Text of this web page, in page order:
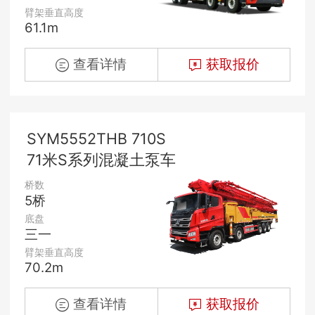
臂架垂直高度
61.1m
查看详情 获取报价
SYM5552THB 710S
71米S系列混凝土泵车
桥数
5桥
底盘
三一
臂架垂直高度
70.2m
查看详情 获取报价